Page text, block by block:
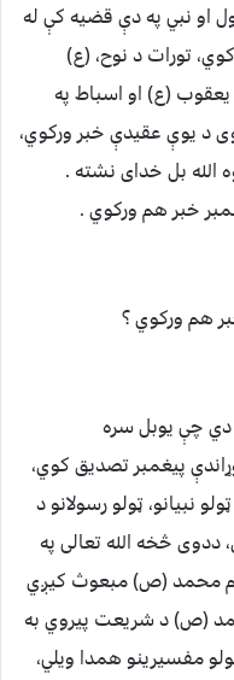
او نبي په دې قضیه کې له
تورات د نوح، (ع)
(ع) او اسباط په
د یوې عقیدې خبر ورکوي،
الله بل خدای نشته .
خبر هم ورکوي .
هم ورکوي ؟
دي چې یوبل سره
پیغمبر تصدیق کوي،
نبیانو، ټولو رسولانو د
څخه الله تعالی په
محمد (ص) مبعوث کیږي
(ص) د شریعت پیروي به
چې فر مایي ( آل عمران ـ۸۱) ټولو مفسیرینو همدا ویلي،